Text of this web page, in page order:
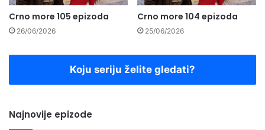
Crno more 105 epizoda
26/06/2026
Crno more 104 epizoda
25/06/2026
Koju seriju želite gledati?
Najnovije epizode